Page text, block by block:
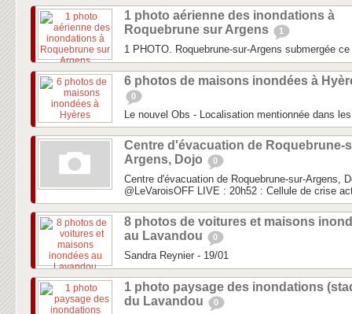
1 photo aérienne des inondations à
Roquebrune sur Argens
1
1 PHOTO. Roquebrune-sur-Argens submergée
6 photos de maisons inondées à
0
Le nouvel Obs - Localisation mentionnée dans
Centre d'évacuation de Roquebrune-
Argens, Dojo
0
Centre d'évacuation de Roquebrune-sur-Argens,
‏@LeVaroisOFF LIVE : 20h52 : Cellule de crise
8 photos de voitures et maisons
au Lavandou
0
Sandra Reynier - 19/01
1 photo paysage des inondations
du Lavandou
0